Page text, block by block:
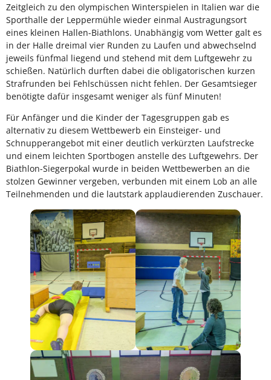
Zeitgleich zu den olympischen Winterspielen in Italien war die
Sporthalle der Leppermühle wieder einmal Austragungsort
eines kleinen Hallen-Biathlons. Unabhängig vom Wetter galt es
in der Halle dreimal vier Runden zu Laufen und abwechselnd
jeweils fünfmal liegend und stehend mit dem Luftgewehr zu
schießen. Natürlich durften dabei die obligatorischen kurzen
Strafrunden bei Fehlschüssen nicht fehlen. Der Gesamtsieger
benötigte dafür insgesamt weniger als fünf Minuten!
Für Anfänger und die Kinder der Tagesgruppen gab es
alternativ zu diesem Wettbewerb ein Einsteiger- und
Schnupperangebot mit einer deutlich verkürzten Laufstrecke
und einem leichten Sportbogen anstelle des Luftgewehrs. Der
Biathlon-Siegerpokal wurde in beiden Wettbewerben an die
stolzen Gewinner vergeben, verbunden mit einem Lob an alle
Teilnehmenden und die lautstark applaudierenden Zuschauer.